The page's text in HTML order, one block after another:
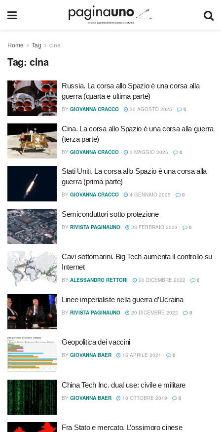
Home Tag cina
Tag: cina
Russia. La corsa allo Spazio è una corsa alla
guerra (quarta e ultima parte)
BY GIOVANNA CRACCO 30 AGOSTO 2025 0
Cina. La corsa allo Spazio è una corsa alla guerra
(terza parte)
BY GIOVANNA CRACCO 3 MAGGIO 2025 0
Stati Uniti. La corsa allo Spazio è una corsa alla
guerra (prima parte)
BY GIOVANNA CRACCO 4 GENNAIO 2025 0
Semiconduttori sotto protezione
BY RIVISTA PAGINAUNO 23 FEBBRAIO 2023 0
Cavi sottomarini. Big Tech aumenta il controllo su
Internet
BY ALESSANDRO RETTORI 20 DICEMBRE 2022 0
Linee imperialiste nella guerra d’Ucraina
BY RIVISTA PAGINAUNO 20 DICEMBRE 2022 0
Geopolitica dei vaccini
BY GIOVANNA BAER 15 APRILE 2021 0
China Tech Inc. dual use: civile e militare
BY GIOVANNA BAER 10 OTTOBRE 2019 0
Fra Stato e mercato. L’ossimoro cinese